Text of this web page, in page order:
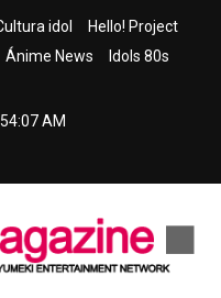
idol
Hello! Project
Ánime News
Idols 80s
AM